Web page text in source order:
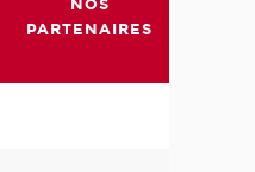
NOS
PARTENAIRES